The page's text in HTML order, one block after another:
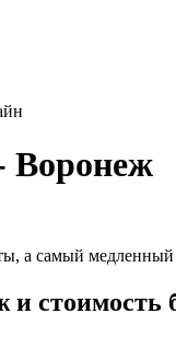
Воронеж
а самый медленный
и стоимость